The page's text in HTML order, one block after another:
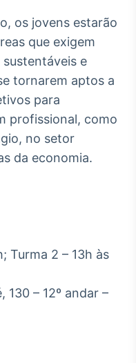
e telas
de
os jovens estarão
que exigem
e
tornarem aptos a
para
profissional, como
no setor
da economia.
Turma 2 – 13h às
130 – 12º andar –